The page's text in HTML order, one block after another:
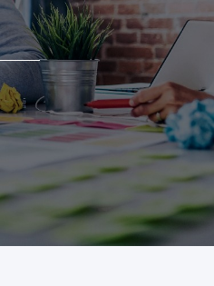
Diagnostyka,
chorób
dzisiaj
Usług
Zespołów
Klient portalu